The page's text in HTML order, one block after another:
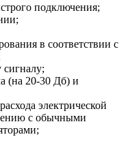
подключения;
в соответствии с
(на 20-30 Дб) и
электрической
с обычными